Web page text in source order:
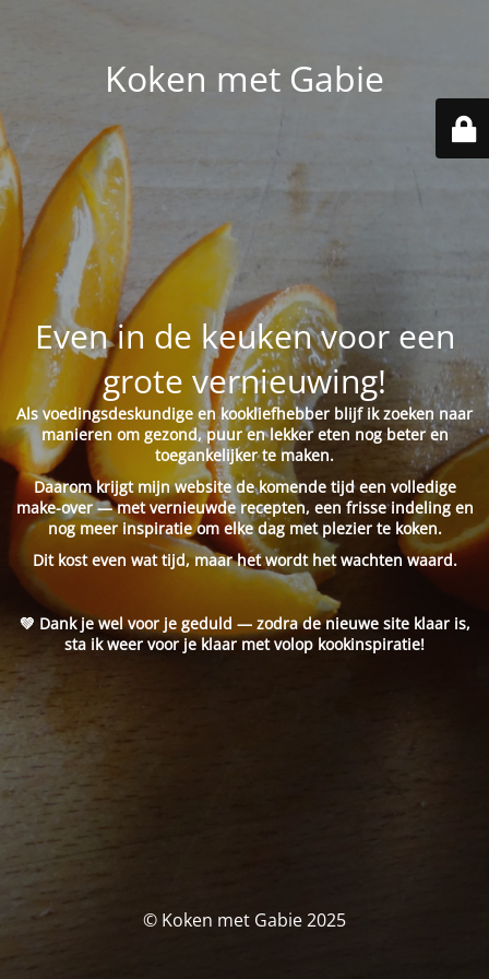
Koken met Gabie
Even in de keuken voor een
grote vernieuwing!
Als voedingsdeskundige en kookliefhebber blijf ik zoeken naar
manieren om gezond, puur en lekker eten nog beter en
toegankelijker te maken.
Daarom krijgt mijn website de komende tijd een volledige
make-over — met vernieuwde recepten, een frisse indeling en
nog meer inspiratie om elke dag met plezier te koken.
Dit kost even wat tijd, maar het wordt het wachten waard.
💚 Dank je wel voor je geduld — zodra de nieuwe site klaar is,
sta ik weer voor je klaar met volop kookinspiratie!
© Koken met Gabie 2025